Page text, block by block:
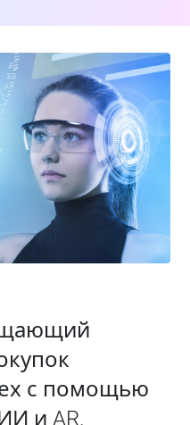
с помощью
и AR.